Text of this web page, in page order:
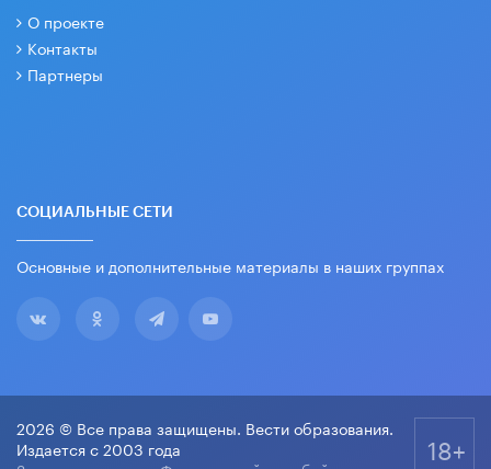
О проекте
Контакты
Партнеры
СОЦИАЛЬНЫЕ СЕТИ
Основные и дополнительные материалы в наших группах
2026 © Все права защищены. Вести образования.
Издается с 2003 года
18+